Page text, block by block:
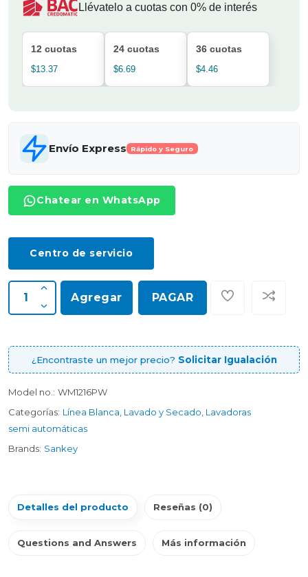
Llévatelo a cuotas con 0% de interés
12 cuotas
$13.37
24 cuotas
$6.69
36 cuotas
$4.46
Envío Express Rápido y Seguro
Chatear en WhatsApp
Centro de servicio
Agregar PAGAR
¿Encontraste un mejor precio? Solicitar Igualación
Model no.: WM1216PW
Categorías: Línea Blanca Lavado y Secado Lavadoras
semi automáticas
Brands: Sankey
Detalles del producto Reseñas (0)
Questions and Answers Más información